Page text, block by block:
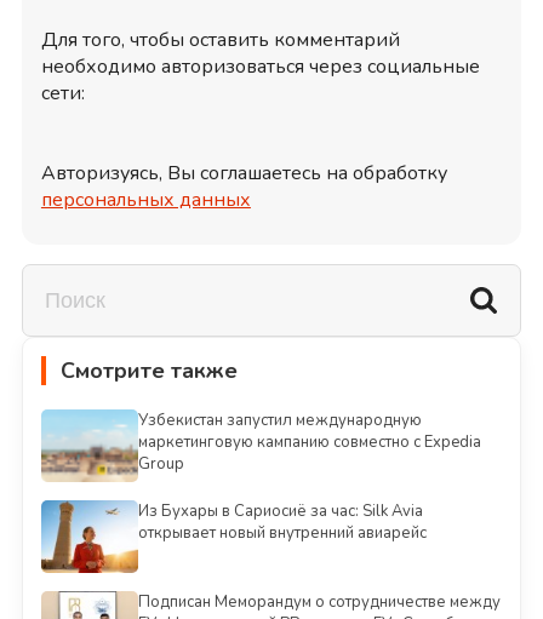
Для того, чтобы оставить комментарий
необходимо авторизоваться через социальные
сети:
Авторизуясь, Вы соглашаетесь на обработку
персональных данных
Смотрите также
Узбекистан запустил международную
маркетинговую кампанию совместно с Expedia
Group
Из Бухары в Сариосиё за час: Silk Avia
открывает новый внутренний авиарейс
Подписан Меморандум о сотрудничестве между